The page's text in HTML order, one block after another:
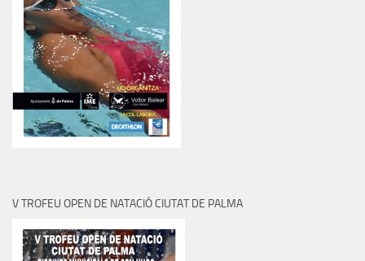
V TROFEU OPEN DE NATACIÓ CIUTAT DE PALMA